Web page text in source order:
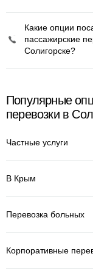
Какие опции
пассажирские
Солигорске?
Популярные
перевозки в
Частные услуги
В Крым
Перевозка больных
Корпоративные